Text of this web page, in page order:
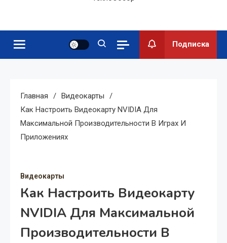
Подписка
Главная
Видеокарты
Как Настроить Видеокарту NVIDIA Для
Максимальной Производительности В Играх И
Приложениях
Видеокарты
Как Настроить Видеокарту
NVIDIA Для Максимальной
Производительности В